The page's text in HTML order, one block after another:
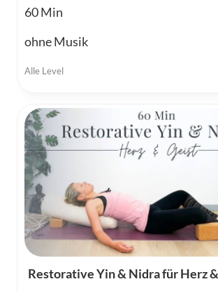
60
ohne Musik
Alle Level
Restorative Yin & Nidra für Herz